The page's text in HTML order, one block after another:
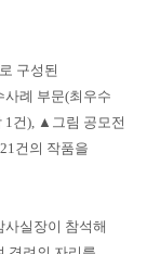
구성된
례 부문(최우수
1건), ▲그림 공모전
건의 작품을
실장이 참석해